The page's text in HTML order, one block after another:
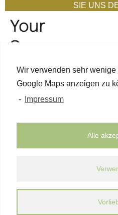
Wir verwenden sehr
Google Maps anzeigen zu
-
Impressum
Alle
SIE UNS
s